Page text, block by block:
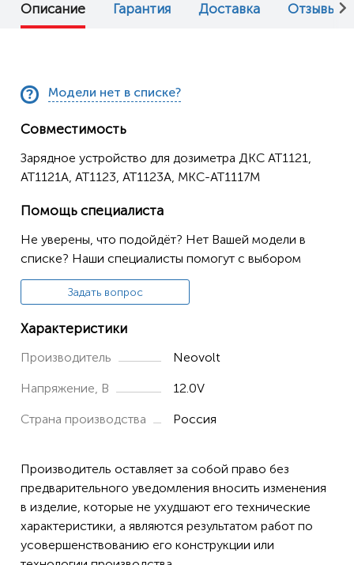
Описание Гарантия Доставка Отзывы (0)
Модели нет в списке?
Совместимость
Зарядное устройство для дозиметра ДКС АТ1121,
АТ1121А, АТ1123, АТ1123А, МКС-АТ1117М
Помощь специалиста
Не уверены, что подойдёт? Нет Вашей модели в
списке? Наши специалисты помогут с выбором
Задать вопрос
Характеристики
Производитель Neovolt
Напряжение, В 12.0V
Страна производства Россия
Производитель оставляет за собой право без
предварительного уведомления вносить изменения
в изделие, которые не ухудшают его технические
характеристики, а являются результатом работ по
усовершенствованию его конструкции или